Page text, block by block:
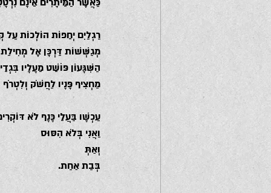
רַגְלַיִם יְחֵפוֹת הוֹלְכוֹת עַל
מְגַשְּׁשׁוֹת דַּרְכָּן אֶל
הַשִּׁגָּעוֹן פּוֹשֵׁט מֵעָלָיו
מַחְצִיף פָּנָיו לַחֲשֹׁק וְלִטְרֹף
עַכְשָׁו בַּעֲלֵי כָּנָף לֹא
וַאֲנִי בְּלֹא הִסּוּס
וְאַתְּ
בְּבַת אַחַת.